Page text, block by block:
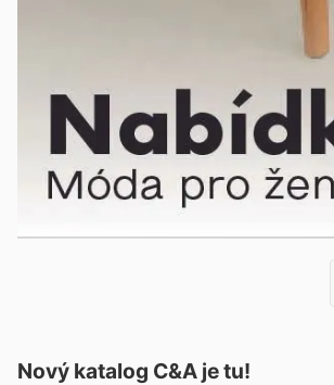
Nový katalog C&A je tu!